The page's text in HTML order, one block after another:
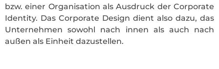
bzw. einer Organisation als Ausdruck der Corporate
Identity. Das Corporate Design dient also dazu, das
Unternehmen sowohl nach innen als auch nach
außen als Einheit dazustellen.